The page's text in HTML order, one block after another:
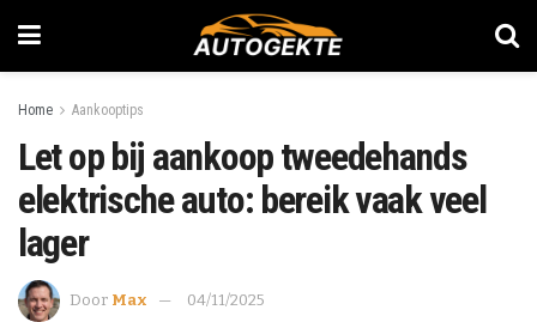
Home Aankooptips
Let op bij aankoop tweedehands
elektrische auto: bereik vaak veel
lager
Door Max 04/11/2025